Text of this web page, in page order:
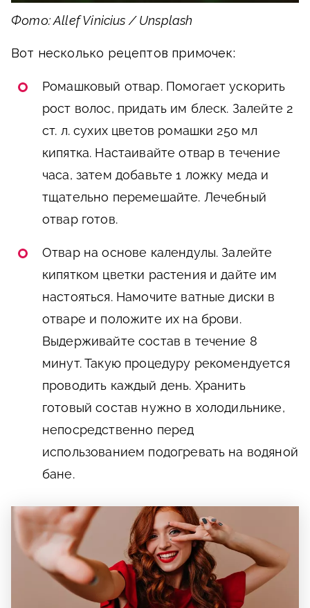
Фото: Allef Vinicius / Unsplash
Вот несколько рецептов примочек:
Ромашковый отвар. Помогает ускорить
рост волос, придать им блеск. Залейте 2
ст. л. сухих цветов ромашки 250 мл
кипятка. Настаивайте отвар в течение
часа, затем добавьте 1 ложку меда и
тщательно перемешайте. Лечебный
отвар готов.
Отвар на основе календулы. Залейте
кипятком цветки растения и дайте им
настояться. Намочите ватные диски в
отваре и положите их на брови.
Выдерживайте состав в течение 8
минут. Такую процедуру рекомендуется
проводить каждый день. Хранить
готовый состав нужно в холодильнике,
непосредственно перед
использованием подогревать на водяной
бане.